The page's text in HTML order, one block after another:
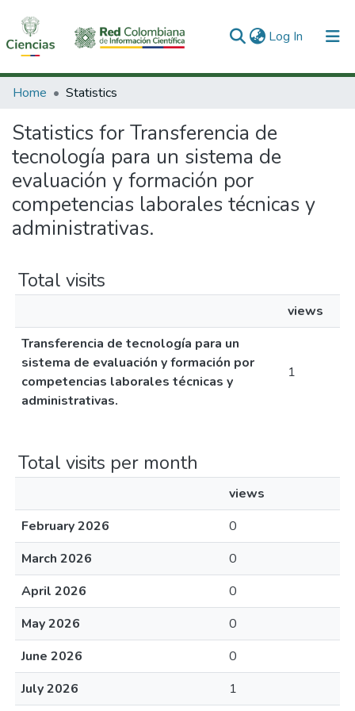
Log In (current)
Communities & Collections
All of DSpace
Home Statistics
Statistics for Transferencia de
tecnología para un sistema de
evaluación y formación por
competencias laborales técnicas y
administrativas.
Total visits
views
Transferencia de tecnología para un
sistema de evaluación y formación por
competencias laborales técnicas y
administrativas.
1
Total visits per month
views
February 2026
0
March 2026
0
April 2026
0
May 2026
0
June 2026
0
July 2026
1